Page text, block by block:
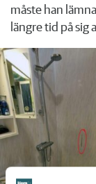
måste han
längre tid på